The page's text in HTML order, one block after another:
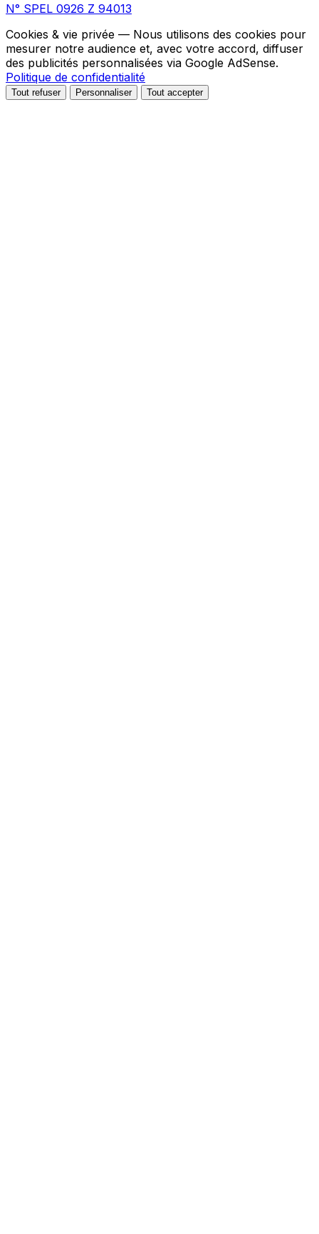
N° SPEL 0926 Z 94013
Cookies & vie privée — Nous utilisons des cookies pour
mesurer notre audience et, avec votre accord, diffuser
des publicités personnalisées via Google AdSense.
Politique de confidentialité
Tout refuser Personnaliser Tout accepter